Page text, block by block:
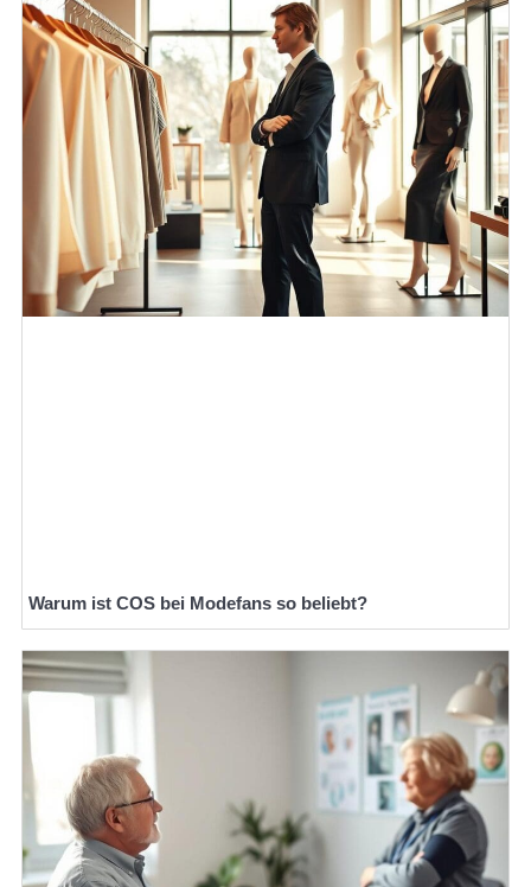
Warum ist COS bei Modefans so beliebt?